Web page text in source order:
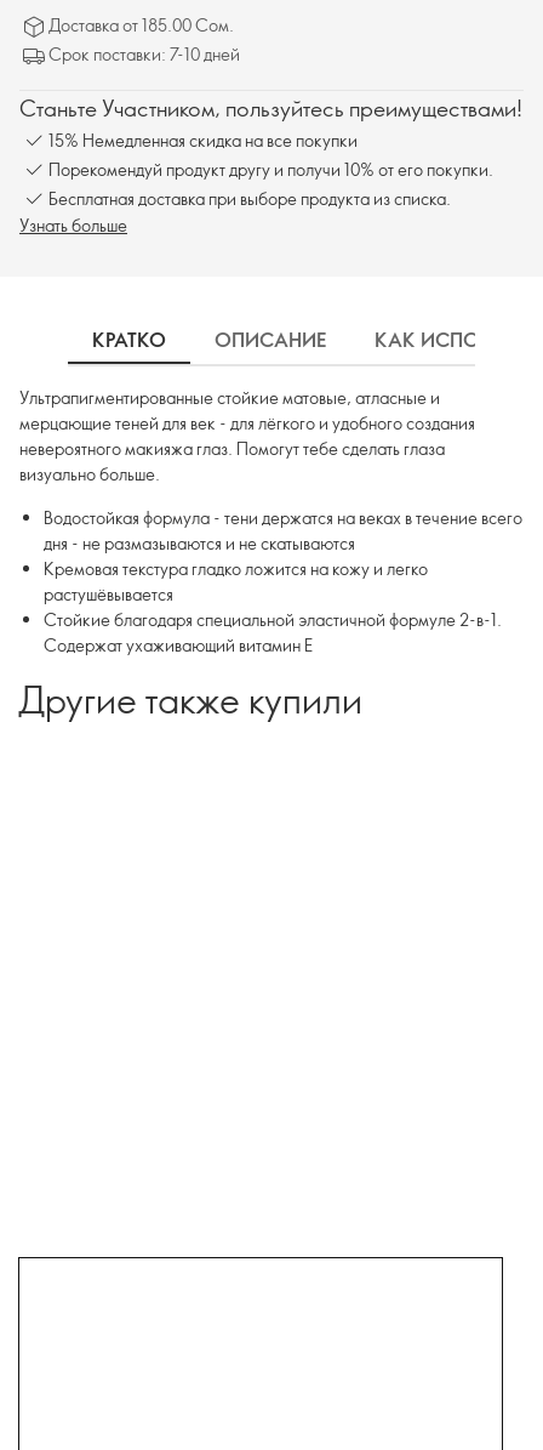
Доставка от 185.00 Сом.
Срок поставки: 7-10 дней
Станьте Участником, пользуйтесь преимуществами!
15% Немедленная скидка на все покупки
Порекомендуй продукт другу и получи 10% от его покупки.
Бесплатная доставка при выборе продукта из списка.
Узнать больше
КРАТКО ОПИСАНИЕ КАК
Ультрапигментированные стойкие матовые, атласные и
мерцающие теней для век - для лёгкого и удобного создания
невероятного макияжа глаз. Помогут тебе сделать глаза
визуально больше.
Водостойкая формула - тени держатся на веках в течение всего
дня - не размазываются и не скатываются
Кремовая текстура гладко ложится на кожу и легко
растушёвывается
Стойкие благодаря специальной эластичной формуле 2-в-1.
Содержат ухаживающий витамин Е
Другие также купили